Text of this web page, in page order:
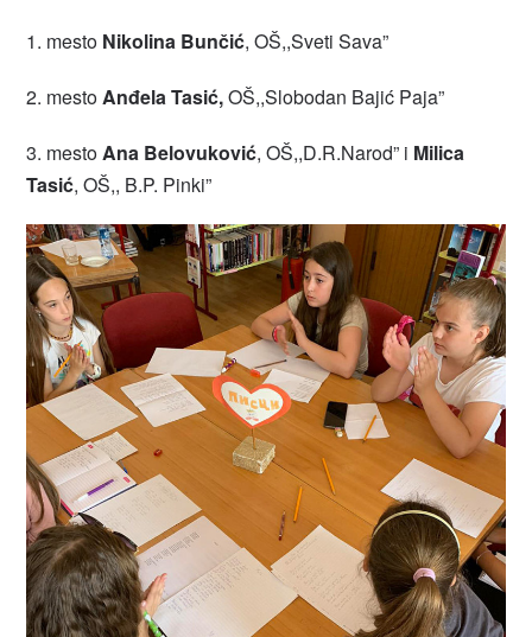
1. mesto Nikolina Bunčić, OŠ,,Sveti Sava”
2. mesto Anđela Tasić,OŠ,,Slobodan Bajić Paja”
3. mesto Ana Belovuković, OŠ,,D.R.Narod” i Milica
Tasić, OŠ,, B.P. Pinki”